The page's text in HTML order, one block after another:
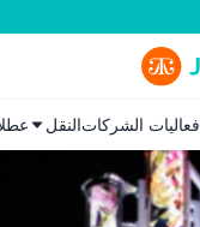
فعاليات الشركاتالنقل